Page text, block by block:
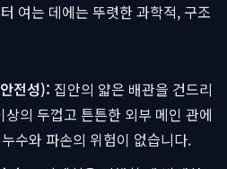
여는 데에는 뚜렷한 과학적, 구조
전성): 집안의 얇은 배관을 건드리
의 두껍고 튼튼한 외부 메인 관에
수와 파손의 위험이 없습니다.